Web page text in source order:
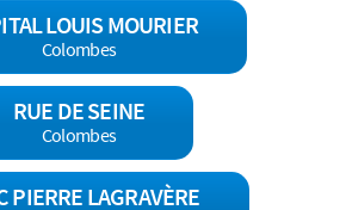
LOUIS MOURIER
Colombes
RUE DE SEINE
Colombes
PIERRE LAGRAVÈRE